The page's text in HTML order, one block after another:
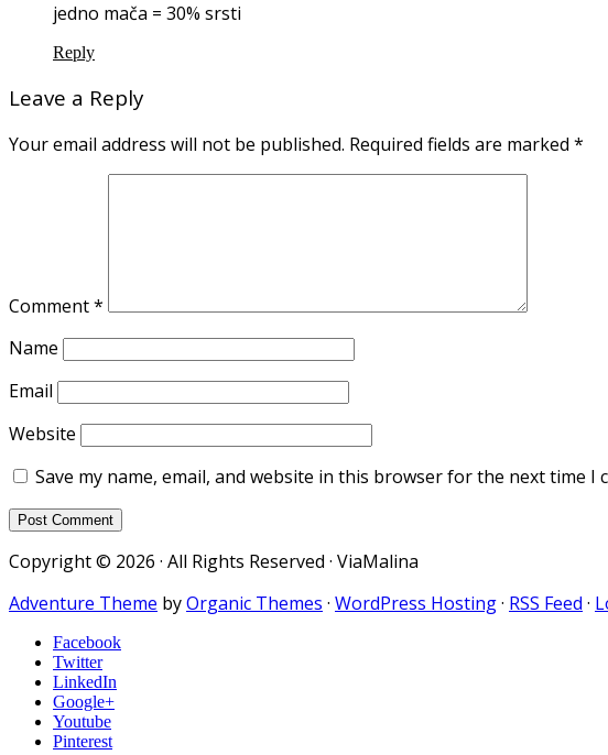
jedno mača = 30% srsti
Reply
Leave a Reply
Your email address will not be published. Required fields are marked *
Comment*
Name
Email
Website
Save my name, email, and website in this browser for the next time I
Copyright © 2026 · All Rights Reserved · ViaMalina
Adventure Theme byOrganic Themes · WordPress Hosting· RSS Feed ·
Facebook
Twitter
LinkedIn
Google+
Youtube
Pinterest